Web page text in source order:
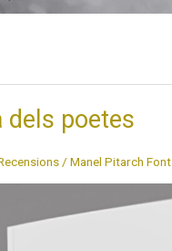
dels poetes
/Manel Pitarch Font